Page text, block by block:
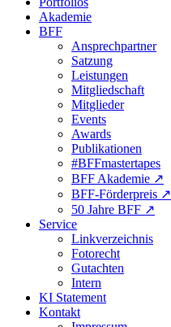
Akademie
BFF
Ansprechpartner
Satzung
Leistungen
Mitgliedschaft
Mitglieder
Events
Awards
Publikationen
#BFFmastertapes
BFF Akademie ↗︎
BFF-Förderpreis ↗︎
50 Jahre BFF ↗︎
Service
Linkverzeichnis
Fotorecht
Gutachten
Intern
KI Statement
Kontakt